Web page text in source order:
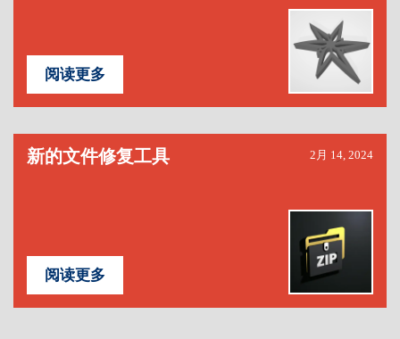
阅读更多
新的文件修复工具 2月 14, 2024
阅读更多